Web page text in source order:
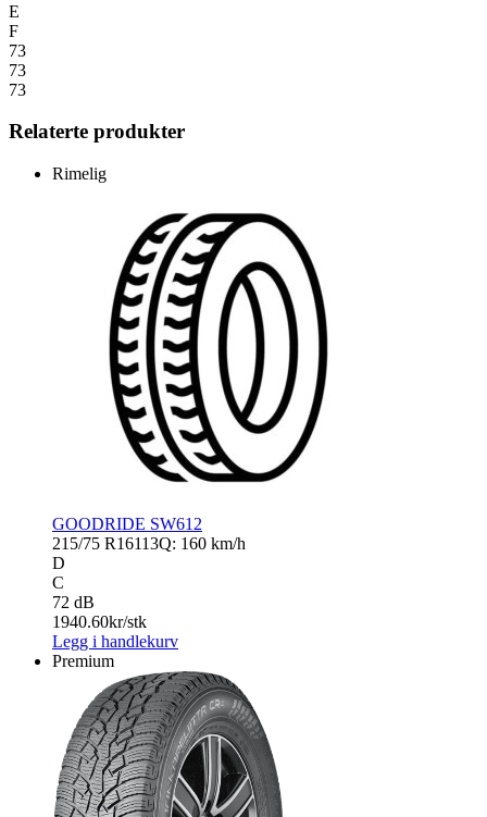
E
F
73
73
73
Relaterte produkter
Rimelig
GOODRIDE SW612
215/75 R16113Q: 160 km/h
D
C
72 dB
1940.60kr/stk
Legg i handlekurv
Premium